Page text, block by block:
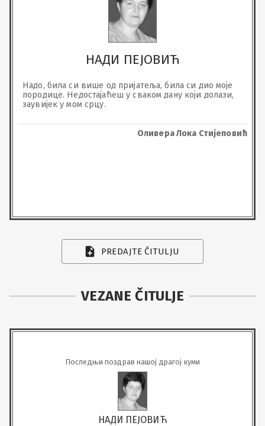
НАДИ ПЕЈОВИЋ
Надо, била си више од пријатеља, била си дио моје
породице. Недостајаћеш у сваком дану који долази,
заувијек у мом срцу.
Оливера Лока Стијеповић
PREDAJTE ČITULJU
VEZANE ČITULJE
Последњи поздрав нашој драгој куми
НАДИ ПЕЈОВИЋ